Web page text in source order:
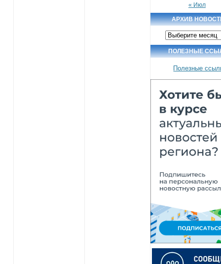
« Июл
АРХИВ
Архив
новостей
ПОЛЕЗНЫЕ
Полезные